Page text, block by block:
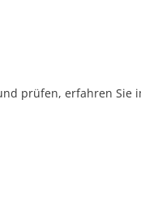
prüfen, erfahren